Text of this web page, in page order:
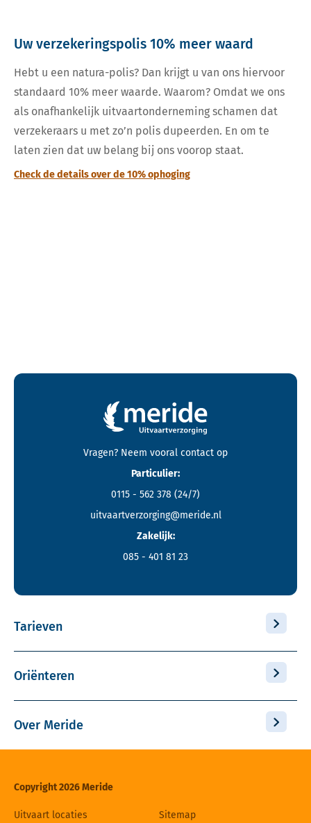
Uw verzekeringspolis 10% meer waard
Hebt u een natura-polis? Dan krijgt u van ons hiervoor
standaard 10% meer waarde. Waarom? Omdat we ons
als onafhankelijk uitvaartonderneming schamen dat
verzekeraars u met zo’n polis dupeerden. En om te
laten zien dat uw belang bij ons voorop staat.
Check de details over de 10% ophoging
Contactgegevens en footer menu van Meride
Vragen? Neem vooral contact op
Particulier:
0115 - 562 378 (24/7)
uitvaartverzorging@meride.nl
Zakelijk:
085 - 401 81 23
Tarieven
Oriënteren
Over Meride
Copyright 2026 Meride
Uitvaart locaties Sitemap